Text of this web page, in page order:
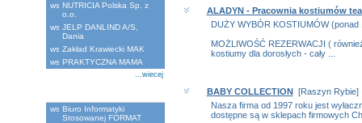
NUTRICIA Polska Sp. z
o.o.
JELP DANLIND A/S,
Dania
Zakład Krawiecki MAK
PRAKTYCZNA MAMA
...wiecej
Biuro Informatyki
Stosowanej FORMAT
ALADYN - Pracownia kostiumów
DUŻY WYBÓR KOSTIUMÓW (ponad
MOŻLIWOŚĆ REZERWACJI (
kostiumy dla dorosłych - cały ...
BABY COLLECTION[Raszyn Rybie]
Nasza firma od 1997 roku jest
dostępne są w sklepach firmowych